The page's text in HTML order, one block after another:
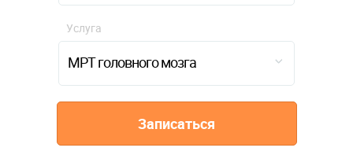
МРТ головного мозга
Услуга
Записаться